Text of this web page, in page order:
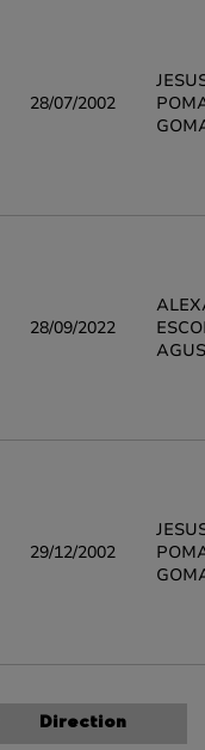
28/07/2002
28/09/2022
29/12/2002
Direction